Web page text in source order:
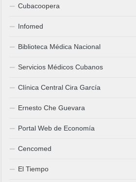
Cubacoopera
Infomed
Biblioteca Médica Nacional
Servicios Médicos Cubanos
Clínica Central Cira García
Ernesto Che Guevara
Portal Web de Economía
Cencomed
El Tiempo